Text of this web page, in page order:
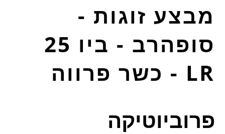
מבצע זוגות -
סופהרב - ביו 25
LR - כשר פרווה
פרוביוטיקה